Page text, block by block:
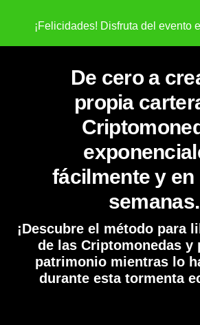
¡Felicidades! Disfruta del evento
De cero a
propia
fácilmente y en
semanas.
¡Descubre el método para
de las Criptomonedas y
patrimonio mientras lo
durante esta tormenta